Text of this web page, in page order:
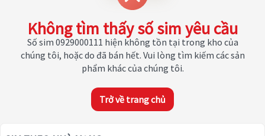
Không tìm thấy số sim yêu cầu
Số sim 0929000111 hiện không tồn tại trong kho của
chúng tôi, hoặc do đã bán hết. Vui lòng tìm kiếm các sản
phẩm khác của chúng tôi.
Trở về trang chủ